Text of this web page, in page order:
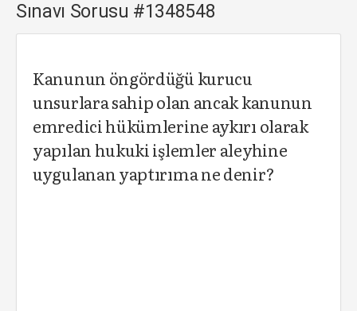
Sınavı Sorusu #1348548
Kanunun öngördüğü kurucu
unsurlara sahip olan ancak kanunun
emredici hükümlerine aykırı olarak
yapılan hukuki işlemler aleyhine
uygulanan yaptırıma ne denir?